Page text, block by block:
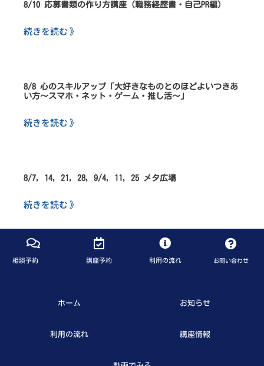
8/10 応募書類の作り方講座（職務経歴書・自己PR編）
続きを読む 》
8/8 心のスキルアップ「大好きなものとのほどよいつきあ
い方～スマホ・ネット・ゲーム・推し活～」
続きを読む 》
8/7, 14, 21, 28, 9/4, 11, 25 メタ広場
続きを読む 》
相談予約 講座予約 利用の流れ お問い合わせ
ホーム お知らせ
利用の流れ 講座情報